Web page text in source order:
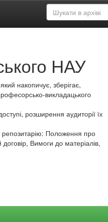
НАУ
накопичує, зберігає,
викладацького
розширення аудиторії їх
репозитарію: Положення про
договір, Вимоги до матеріалів,